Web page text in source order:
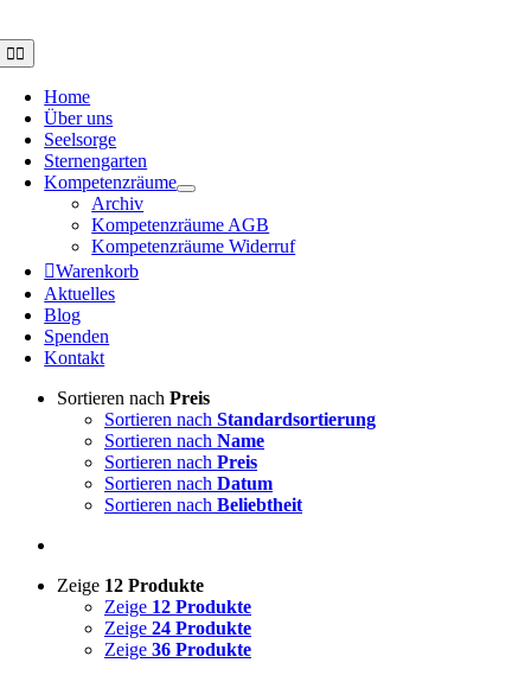
Toggle
Navigation
Home
Über uns
Seelsorge
Sternengarten
Kompetenzräume
Archiv
Kompetenzräume AGB
Kompetenzräume Widerruf
Warenkorb
Aktuelles
Blog
Spenden
Kontakt
Sortieren nach Preis
Sortieren nach Standardsortierung
Sortieren nach Name
Sortieren nach Preis
Sortieren nach Datum
Sortieren nach Beliebtheit
Zeige 12 Produkte
Zeige 12 Produkte
Zeige 24 Produkte
Zeige 36 Produkte